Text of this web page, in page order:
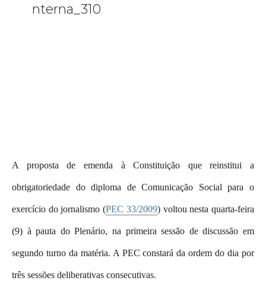
A proposta de emenda à Constituição que reinstitui a
obrigatoriedade do diploma de Comunicação Social para o
exercício do jornalismo (PEC 33/2009) voltou nesta quarta-feira
(9) à pauta do Plenário, na primeira sessão de discussão em
segundo turno da matéria. A PEC constará da ordem do dia por
três sessões deliberativas consecutivas.